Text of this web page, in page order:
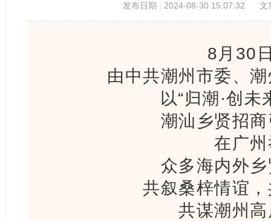
发布日期 : 2024-08-30 15:07:32 文
8月30
由中共潮州市委、
以“归潮·创未
潮汕乡贤招
在广
众多海内外
共叙桑梓情谊
共谋潮州